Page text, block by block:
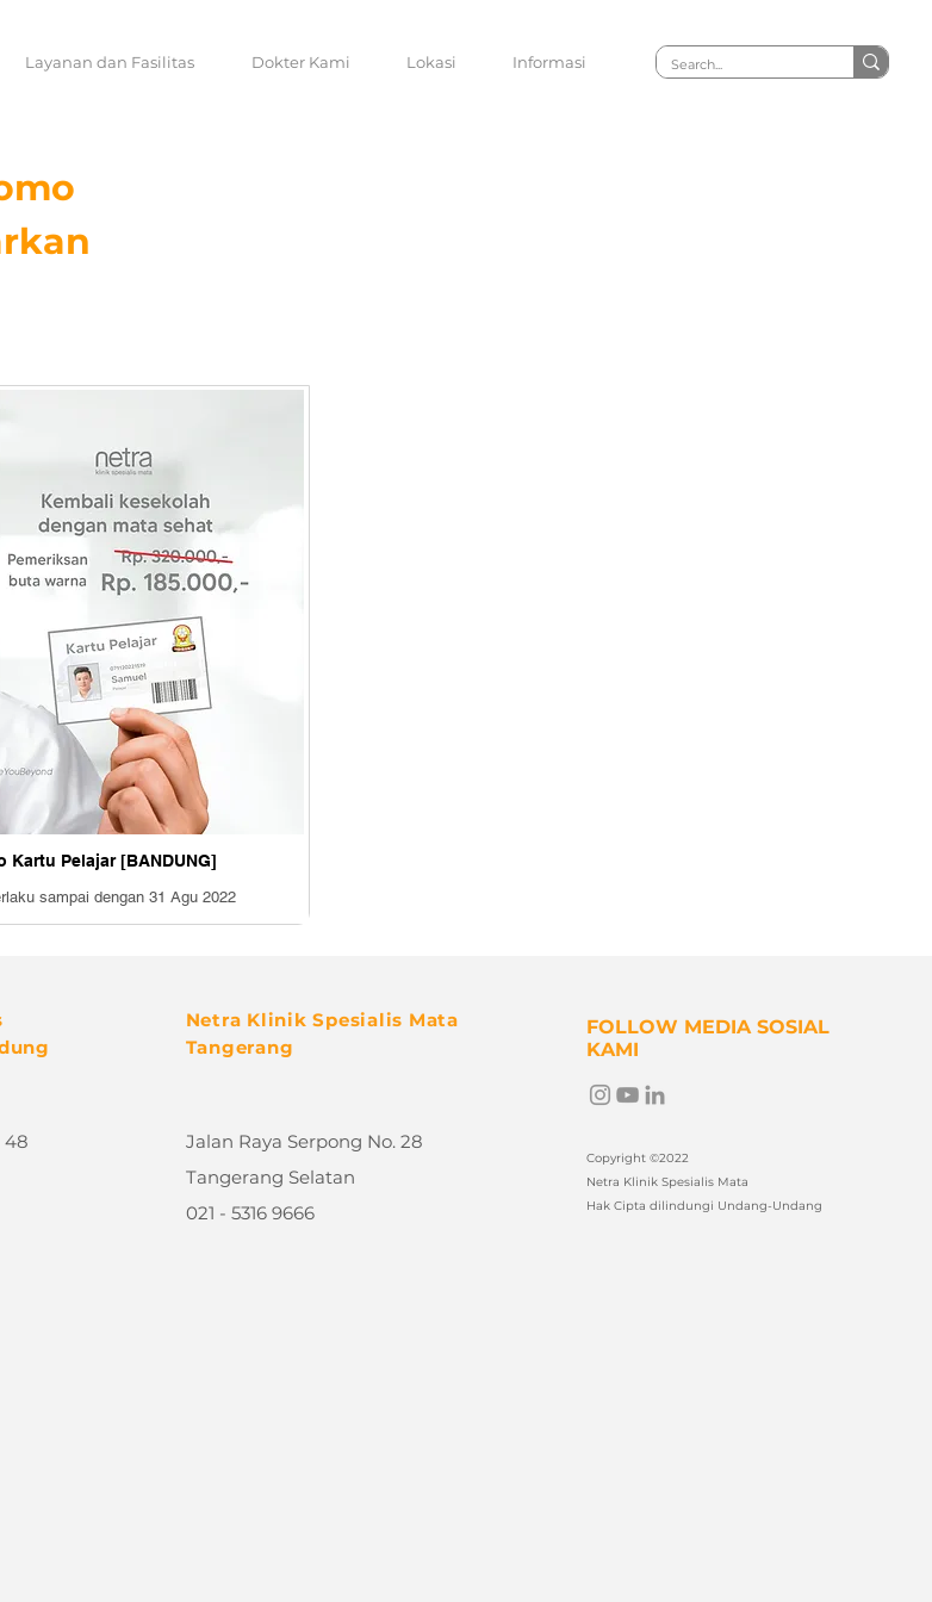
Layanan dan Fasilitas Dokter Kami Lokasi Informasi
Kartu Pelajar [BANDUNG]
sampai dengan 31 Agu 2022
48
Netra Klinik Spesialis Mata
Tangerang
Jalan Raya Serpong No. 28
Tangerang Selatan
021 - 5316 9666
FOLLOW MEDIA SOSIAL
KAMI
Copyright ©2022
Netra Klinik Spesialis Mata
Hak Cipta dilindungi Undang-Undang